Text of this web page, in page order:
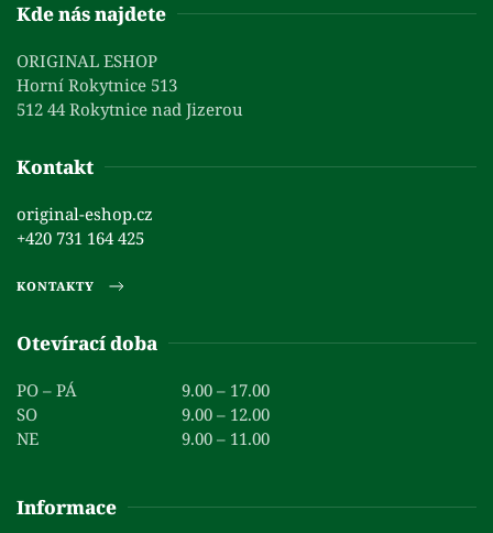
Kde nás najdete
ORIGINAL ESHOP
Horní Rokytnice 513
512 44 Rokytnice nad Jizerou
Kontakt
original-eshop.cz
+420 731 164 425
KONTAKTY
Otevírací doba
PO – PÁ
9.00 – 17.00
SO
9.00 – 12.00
NE
9.00 – 11.00
Informace